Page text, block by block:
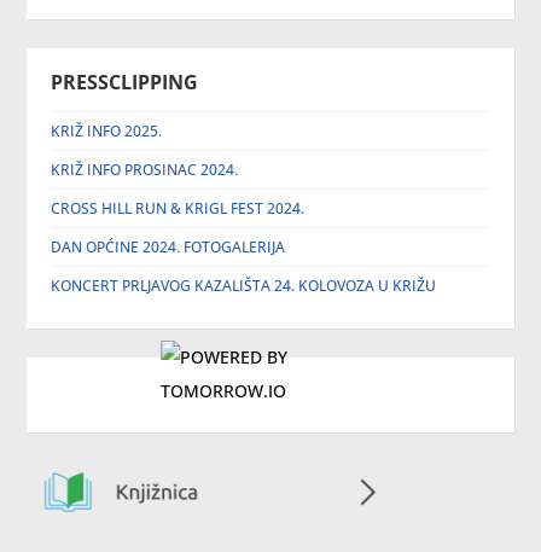
PRESSCLIPPING
KRIŽ INFO 2025.
KRIŽ INFO PROSINAC 2024.
CROSS HILL RUN & KRIGL FEST 2024.
DAN OPĆINE 2024. FOTOGALERIJA
KONCERT PRLJAVOG KAZALIŠTA 24. KOLOVOZA U KRIŽU